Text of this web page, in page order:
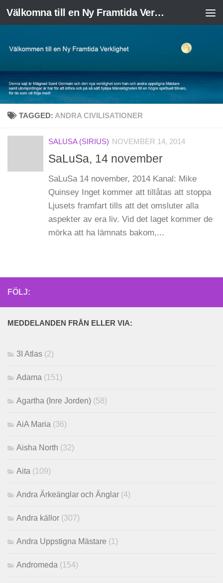
Skip to content Välkomna till en Ny Framtida Verklighet
TAGGED: ANDRA CIVILISATIONER
SALUSA (SIRIUS) NOVEMBER 14, 2014
SaLuSa, 14 november
SaLuSa 14 november, 2014 Kanal: Mike
Quinsey Inget kommer att tillåtas att stoppa
Ljusets framfart tills att det omsluter alla
aspekter av era liv. Vid det laget kommer de
mörka att ha lämnats bakom,...
FÖLJ:
MEDDELANDEN FRÅN ELLER VIA:
3I Atlas (2)
Adama (151)
Agartha (Inre Jorden) (58)
AiA Maria (36)
Aisha North (32)
Aita (109)
Andra Ärkeänglar och Änglar (4)
Andra källor (307)
Andra Uppstigna Mästare (1)
Andromeda (154)